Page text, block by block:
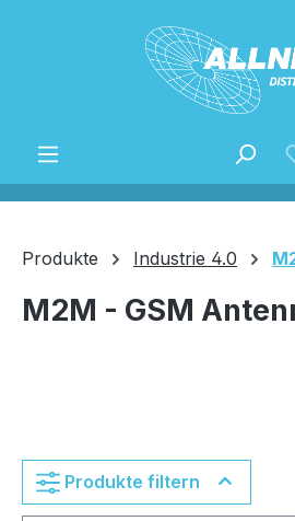
Zum Hauptinhalt springen
Produkte Industrie 4.0
M2M - GSM
Produkte filtern